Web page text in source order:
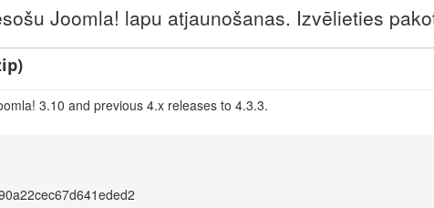
Joomla! lapu atjaunošanas. Izvēlieties
3.10 and previous 4.x releases to 4.3.3.